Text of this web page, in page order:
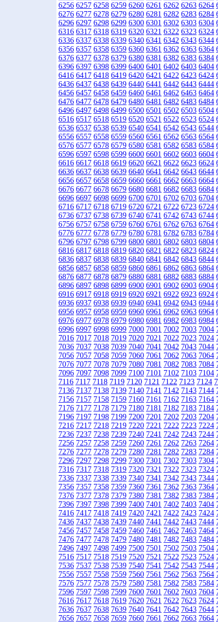
6256 6257 6258 6259 6260 6261 6262 6263 6264
6276 6277 6278 6279 6280 6281 6282 6283 6284
6296 6297 6298 6299 6300 6301 6302 6303 6304
6316 6317 6318 6319 6320 6321 6322 6323 6324
6336 6337 6338 6339 6340 6341 6342 6343 6344
6356 6357 6358 6359 6360 6361 6362 6363 6364
6376 6377 6378 6379 6380 6381 6382 6383 6384
6396 6397 6398 6399 6400 6401 6402 6403 6404
6416 6417 6418 6419 6420 6421 6422 6423 6424
6436 6437 6438 6439 6440 6441 6442 6443 6444
6456 6457 6458 6459 6460 6461 6462 6463 6464
6476 6477 6478 6479 6480 6481 6482 6483 6484
6496 6497 6498 6499 6500 6501 6502 6503 6504
6516 6517 6518 6519 6520 6521 6522 6523 6524
6536 6537 6538 6539 6540 6541 6542 6543 6544
6556 6557 6558 6559 6560 6561 6562 6563 6564
6576 6577 6578 6579 6580 6581 6582 6583 6584
6596 6597 6598 6599 6600 6601 6602 6603 6604
6616 6617 6618 6619 6620 6621 6622 6623 6624
6636 6637 6638 6639 6640 6641 6642 6643 6644
6656 6657 6658 6659 6660 6661 6662 6663 6664
6676 6677 6678 6679 6680 6681 6682 6683 6684
6696 6697 6698 6699 6700 6701 6702 6703 6704
6716 6717 6718 6719 6720 6721 6722 6723 6724
6736 6737 6738 6739 6740 6741 6742 6743 6744
6756 6757 6758 6759 6760 6761 6762 6763 6764
6776 6777 6778 6779 6780 6781 6782 6783 6784
6796 6797 6798 6799 6800 6801 6802 6803 6804
6816 6817 6818 6819 6820 6821 6822 6823 6824
6836 6837 6838 6839 6840 6841 6842 6843 6844
6856 6857 6858 6859 6860 6861 6862 6863 6864
6876 6877 6878 6879 6880 6881 6882 6883 6884
6896 6897 6898 6899 6900 6901 6902 6903 6904
6916 6917 6918 6919 6920 6921 6922 6923 6924
6936 6937 6938 6939 6940 6941 6942 6943 6944
6956 6957 6958 6959 6960 6961 6962 6963 6964
6976 6977 6978 6979 6980 6981 6982 6983 6984
6996 6997 6998 6999 7000 7001 7002 7003 7004
7016 7017 7018 7019 7020 7021 7022 7023 7024
7036 7037 7038 7039 7040 7041 7042 7043 7044
7056 7057 7058 7059 7060 7061 7062 7063 7064
7076 7077 7078 7079 7080 7081 7082 7083 7084
7096 7097 7098 7099 7100 7101 7102 7103 7104
7116 7117 7118 7119 7120 7121 7122 7123 7124
7136 7137 7138 7139 7140 7141 7142 7143 7144
7156 7157 7158 7159 7160 7161 7162 7163 7164
7176 7177 7178 7179 7180 7181 7182 7183 7184
7196 7197 7198 7199 7200 7201 7202 7203 7204
7216 7217 7218 7219 7220 7221 7222 7223 7224
7236 7237 7238 7239 7240 7241 7242 7243 7244
7256 7257 7258 7259 7260 7261 7262 7263 7264
7276 7277 7278 7279 7280 7281 7282 7283 7284
7296 7297 7298 7299 7300 7301 7302 7303 7304
7316 7317 7318 7319 7320 7321 7322 7323 7324
7336 7337 7338 7339 7340 7341 7342 7343 7344
7356 7357 7358 7359 7360 7361 7362 7363 7364
7376 7377 7378 7379 7380 7381 7382 7383 7384
7396 7397 7398 7399 7400 7401 7402 7403 7404
7416 7417 7418 7419 7420 7421 7422 7423 7424
7436 7437 7438 7439 7440 7441 7442 7443 7444
7456 7457 7458 7459 7460 7461 7462 7463 7464
7476 7477 7478 7479 7480 7481 7482 7483 7484
7496 7497 7498 7499 7500 7501 7502 7503 7504
7516 7517 7518 7519 7520 7521 7522 7523 7524
7536 7537 7538 7539 7540 7541 7542 7543 7544
7556 7557 7558 7559 7560 7561 7562 7563 7564
7576 7577 7578 7579 7580 7581 7582 7583 7584
7596 7597 7598 7599 7600 7601 7602 7603 7604
7616 7617 7618 7619 7620 7621 7622 7623 7624
7636 7637 7638 7639 7640 7641 7642 7643 7644
7656 7657 7658 7659 7660 7661 7662 7663 7664